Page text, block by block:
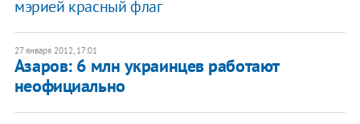
мэрией красный флаг
27 января 2012, 17:01
Азаров: 6 млн украинцев работают
неофициально